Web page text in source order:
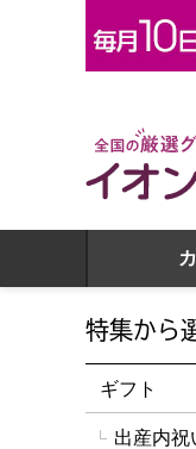
全国の厳選グルメを
特集から
ギフト
出産内祝